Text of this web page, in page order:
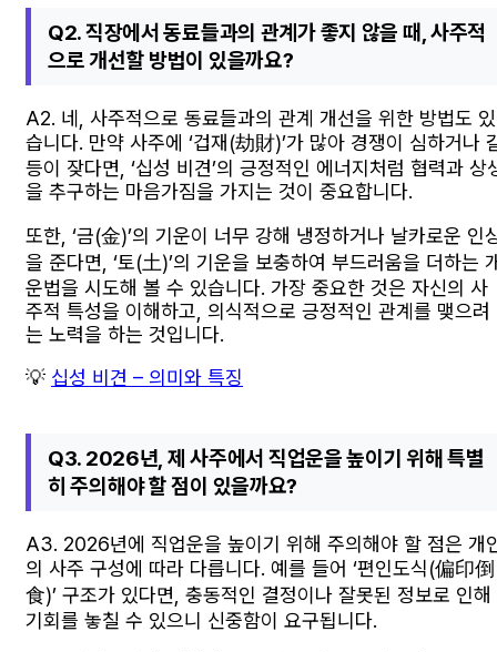
Q2. 직장에서 동료들과의 관계가 좋지 않을 때, 사주적
으로 개선할 방법이 있을까요?
A2. 네, 사주적으로 동료들과의 관계 개선을 위한 방법도 있
습니다. 만약 사주에 ‘겁재(劫財)’가 많아 경쟁이 심하거나
등이 잦다면, ‘십성 비견’의 긍정적인 에너지처럼 협력과 상
을 추구하는 마음가짐을 가지는 것이 중요합니다.
또한, ‘금(金)’의 기운이 너무 강해 냉정하거나 날카로운 인
을 준다면, ‘토(土)’의 기운을 보충하여 부드러움을 더하는
운법을 시도해 볼 수 있습니다. 가장 중요한 것은 자신의 사
주적 특성을 이해하고, 의식적으로 긍정적인 관계를 맺으려
는 노력을 하는 것입니다.
💡 십성 비견 – 의미와 특징
Q3. 2026년, 제 사주에서 직업운을 높이기 위해 특별
히 주의해야 할 점이 있을까요?
A3. 2026년에 직업운을 높이기 위해 주의해야 할 점은 개
의 사주 구성에 따라 다릅니다. 예를 들어 ‘편인도식(偏印倒
食)’ 구조가 있다면, 충동적인 결정이나 잘못된 정보로 인해
기회를 놓칠 수 있으니 신중함이 요구됩니다.